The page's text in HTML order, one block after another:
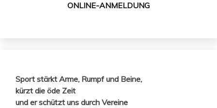
ONLINE-ANMELDUNG
Sport stärkt Arme, Rumpf und Beine,
kürzt die öde Zeit
und er schützt uns durch Vereine